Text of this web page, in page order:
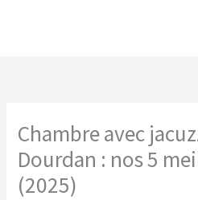
Chambre avec
Dourdan : nos 5
(2025)